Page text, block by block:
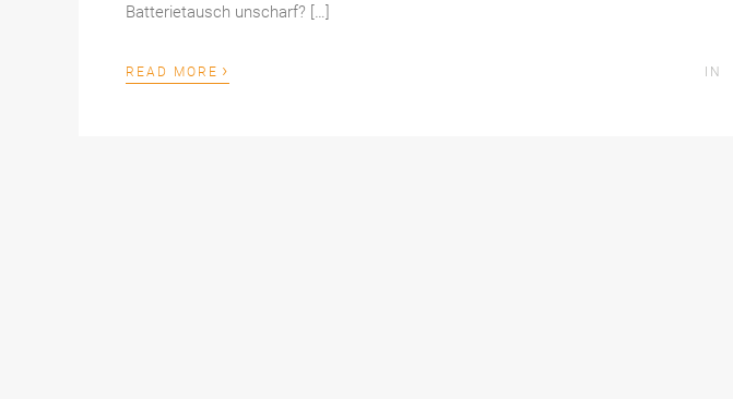
Batterietausch unscharf? […]
READ MORE › IN